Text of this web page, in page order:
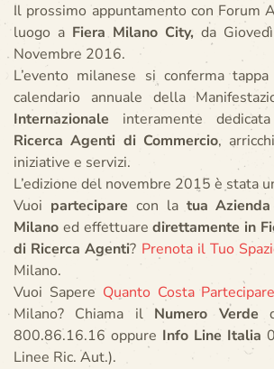
Il prossimo appuntamento con Forum
luogo a Fiera Milano City, da
Novembre 2016.
L’evento milanese si conferma
calendario annuale della
Internazionale interamente
Ricerca Agenti di Commercio,
iniziative e servizi.
L’edizione del novembre 2015 è stata
Vuoi partecipare con la tua
Milano ed effettuaredirettamente in
di Ricerca Agenti? Prenota il Tuo
Milano.
Vuoi Sapere Quanto Costa Partecipare
Milano? Chiama il Numero Verde
800.86.16.16 oppure Info Line Italia
Linee Ric. Aut.).